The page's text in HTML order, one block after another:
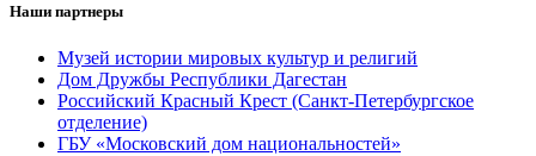
Наши партнеры
Музей истории мировых культур и религий
Дом Дружбы Республики Дагестан
Российский Красный Крест (Санкт-Петербургское
отделение)
ГБУ «Московский дом национальностей»